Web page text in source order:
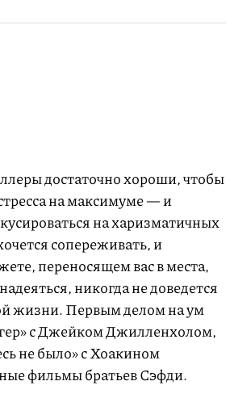
достаточно хороши, чтобы
на максимуме — и
на харизматичных
сопереживать, и
переносящем вас в места,
никогда не доведется
жизни. Первым делом на ум
с Джейком Джилленхолом,
не было» с Хоакином
фильмы братьев Сэфди.